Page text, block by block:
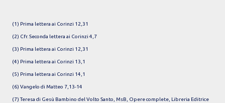
(1) Prima lettera ai Corinzi 12,31
(2) Cfr. Seconda lettera ai Corinzi 4,7
(3) Prima lettera ai Corinzi 12,31
(4) Prima lettera ai Corinzi 13,1
(5) Prima lettera ai Corinzi 14,1
(6) Vangelo di Matteo 7,13-14
(7) Teresa di Gesù Bambino del Volto Santo, MsB, Opere complete, Libreria Editrice